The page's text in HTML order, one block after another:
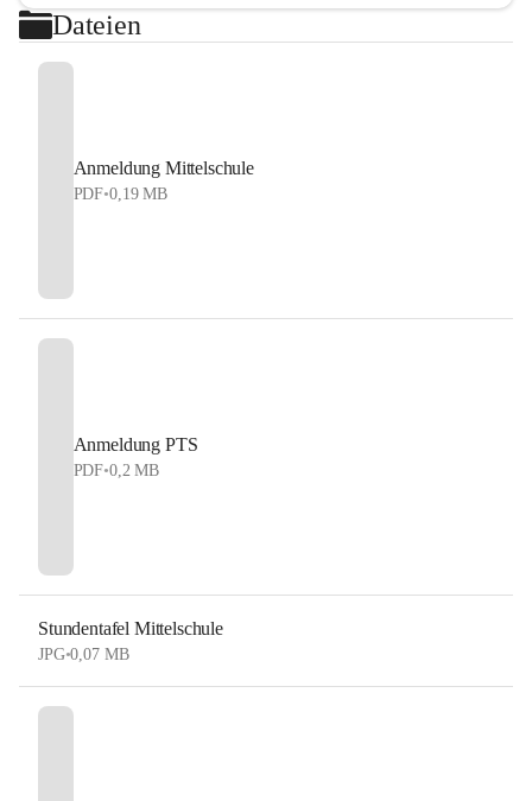
Dateien
Anmeldung Mittelschule
PDF•0,19 MB
Anmeldung PTS
PDF•0,2 MB
Stundentafel Mittelschule
JPG•0,07 MB